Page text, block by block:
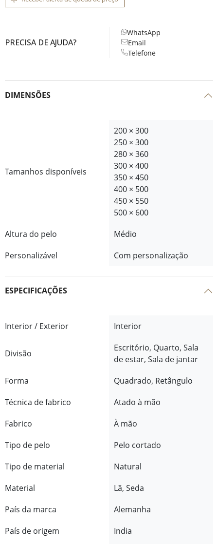
PRECISA DE AJUDA?
WhatsApp
Email
Telefone
DIMENSÕES
Tamanhos disponíveis
200 × 300
250 × 300
280 × 360
300 × 400
350 × 450
400 × 500
450 × 550
500 × 600
Altura do pelo
Médio
Personalizável
Com personalização
ESPECIFICAÇÕES
Interior / Exterior Interior
Divisão
Escritório, Quarto, Sala
de estar, Sala de jantar
Forma
Quadrado, Retângulo
Técnica de fabrico
Atado à mão
Fabrico
À mão
Tipo de pelo
Pelo cortado
Tipo de material
Natural
Material
Lã, Seda
País da marca
Alemanha
País de origem
India